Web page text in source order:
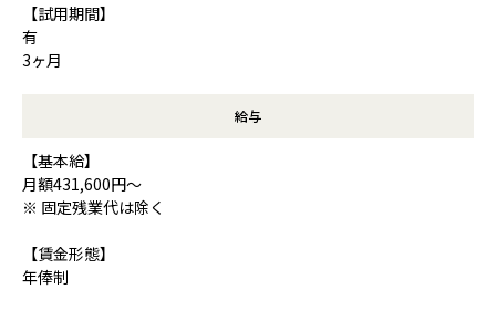
【試用期間】
有
3ヶ月
給与
【基本給】
月額431,600円～
※ 固定残業代は除く
【賃金形態】
年俸制